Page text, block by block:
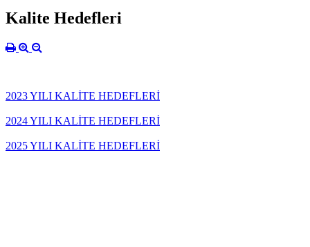
Kalite Hedefleri
2023 YILI KALİTE HEDEFLERİ
2024 YILI KALİTE HEDEFLERİ
2025 YILI KALİTE HEDEFLERİ